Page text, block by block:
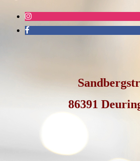
86391